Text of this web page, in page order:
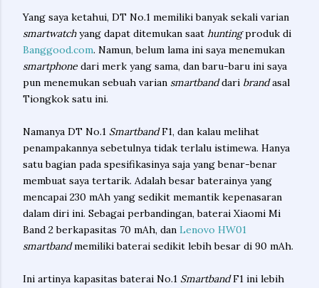
Yang saya ketahui, DT No.1 memiliki banyak sekali varian
smartwatchyang dapat ditemukan saat huntingproduk di
Banggood.com. Namun, belum lama ini saya menemukan
smartphone dari merk yang sama, dan baru-baru ini saya
pun menemukan sebuah varian smartbanddari brandasal
Tiongkok satu ini.
Namanya DT No.1 SmartbandF1, dan kalau melihat
penampakannya sebetulnya tidak terlalu istimewa. Hanya
satu bagian pada spesifikasinya saja yang benar-benar
membuat saya tertarik. Adalah besar baterainya yang
mencapai 230 mAh yang sedikit memantik kepenasaran
dalam diri ini. Sebagai perbandingan, baterai Xiaomi Mi
Band 2 berkapasitas 70 mAh, dan Lenovo HW01
smartbandmemiliki baterai sedikit lebih besar di 90 mAh.
Ini artinya kapasitas baterai No.1 SmartbandF1 ini lebih